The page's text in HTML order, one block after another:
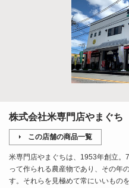
株式会社米専門店やまぐち
この店舗の商品一覧
米専門店やまぐちは、1953年創立。
って作られる農産物であり、その年
す。それらを見極めて常にいいもの